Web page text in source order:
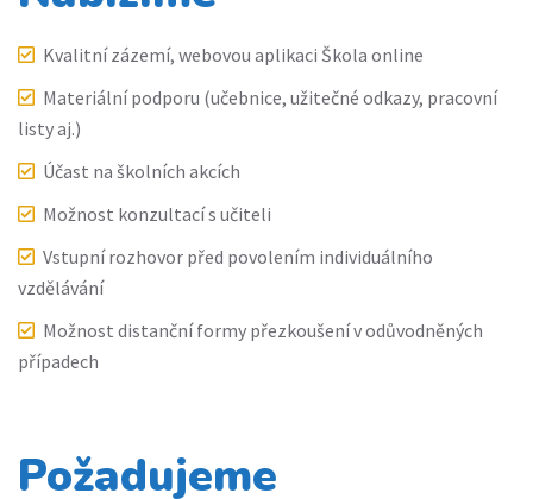
Kvalitní zázemí, webovou aplikaci Škola online
Materiální podporu (učebnice, užitečné odkazy, pracovní
listy aj.)
Účast na školních akcích
Možnost konzultací s učiteli
Vstupní rozhovor před povolením individuálního
vzdělávání
Možnost distanční formy přezkoušení v odůvodněných
případech
Požadujeme